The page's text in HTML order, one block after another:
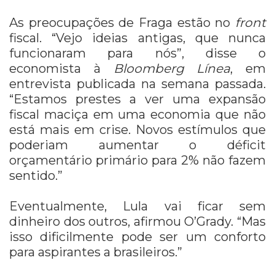
As preocupações de Fraga estão no front
fiscal. “Vejo ideias antigas, que nunca
funcionaram para nós”, disse o
economista à
Bloomberg Línea, em
entrevista publicada na semana passada.
“Estamos prestes a ver uma expansão
fiscal maciça em uma economia que não
está mais em crise. Novos estímulos que
poderiam aumentar o déficit
orçamentário primário para 2% não fazem
sentido.”
Eventualmente, Lula vai ficar sem
dinheiro dos outros, afirmou O’Grady. “Mas
isso dificilmente pode ser um conforto
para aspirantes a brasileiros.”